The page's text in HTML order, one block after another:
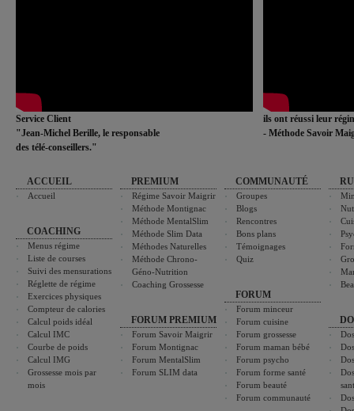
Service Client
"Jean-Michel Berille, le responsable
des télé-conseillers."
ils ont réussi leur
- Méthode Savoir
ACCUEIL
Accueil
COACHING
Menus régime
Liste de courses
Suivi des mensurations
Réglette de régime
Exercices physiques
Compteur de calories
Calcul poids idéal
Calcul IMC
Courbe de poids
Calcul IMG
Grossesse mois par
mois
PREMIUM
Régime Savoir Maigrir
Méthode Montignac
Méthode MentalSlim
Méthode Slim Data
Méthodes Naturelles
Méthode Chrono-
Géno-Nutrition
Coaching Grossesse
FORUM PREMIUM
Forum Savoir Maigrir
Forum Montignac
Forum MentalSlim
Forum SLIM data
COMMUNAUTÉ
Groupes
Blogs
Rencontres
Bons plans
Témoignages
Quiz
FORUM
Forum minceur
Forum cuisine
Forum grossesse
Forum maman bébé
Forum psycho
Forum forme santé
Forum beauté
Forum communauté